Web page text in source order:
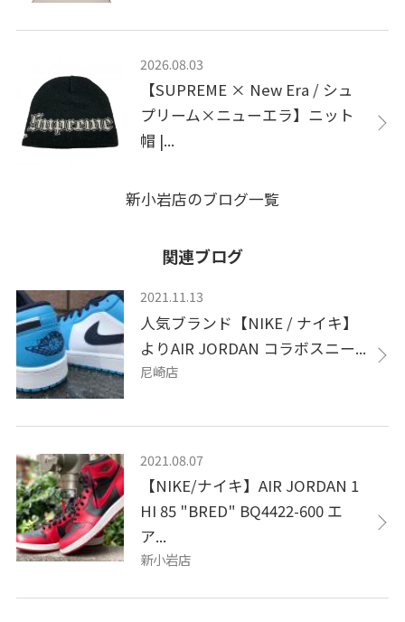
2026.08.03
【SUPREME × New Era / シュ
プリーム×ニューエラ】ニット
帽 |...
新小岩店のブログ一覧
関連ブログ
2021.11.13
人気ブランド【NIKE / ナイキ】
よりAIR JORDAN コラボスニー...
尼崎店
2021.08.07
【NIKE/ナイキ】AIR JORDAN 1
HI 85 "BRED" BQ4422-600 エ
ア...
新小岩店